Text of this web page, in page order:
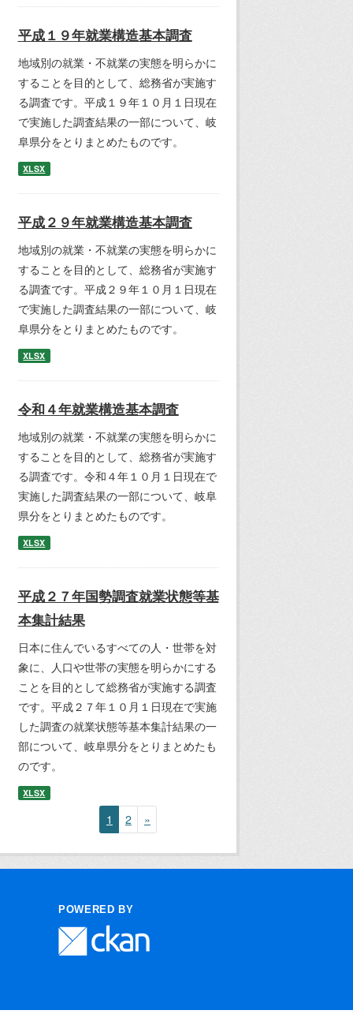
平成１９年就業構造基本調査
地域別の就業・不就業の実態を明らかに
することを目的として、総務省が実施す
る調査です。平成１９年１０月１日現在
で実施した調査結果の一部について、岐
阜県分をとりまとめたものです。
XLSX
平成２９年就業構造基本調査
地域別の就業・不就業の実態を明らかに
することを目的として、総務省が実施す
る調査です。平成２９年１０月１日現在
で実施した調査結果の一部について、岐
阜県分をとりまとめたものです。
XLSX
令和４年就業構造基本調査
地域別の就業・不就業の実態を明らかに
することを目的として、総務省が実施す
る調査です。令和４年１０月１日現在で
実施した調査結果の一部について、岐阜
県分をとりまとめたものです。
XLSX
平成２７年国勢調査就業状態等基
本集計結果
日本に住んでいるすべての人・世帯を対
象に、人口や世帯の実態を明らかにする
ことを目的として総務省が実施する調査
です。平成２７年１０月１日現在で実施
した調査の就業状態等基本集計結果の一
部について、岐阜県分をとりまとめたも
のです。
XLSX
1 2 »
POWERED BY